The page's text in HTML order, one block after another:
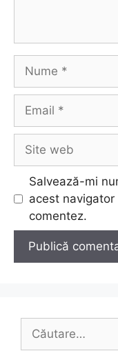
web
Salvează-mi
acest
comentez.
Caută